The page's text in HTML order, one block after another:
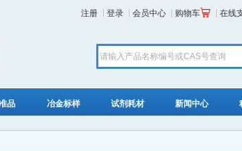
注册 登录 会员中心 购物车 在线
品 冶金标样 试剂耗材 新闻中心